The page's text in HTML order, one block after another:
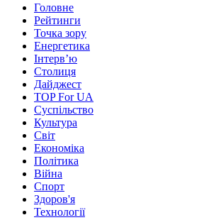
Головне
Рейтинги
Точка зору
Енергетика
Інтерв’ю
Столиця
Дайджест
TOP For UA
Суспiльство
Культура
Світ
Економіка
Політика
Війна
Спорт
Здоров'я
Технології